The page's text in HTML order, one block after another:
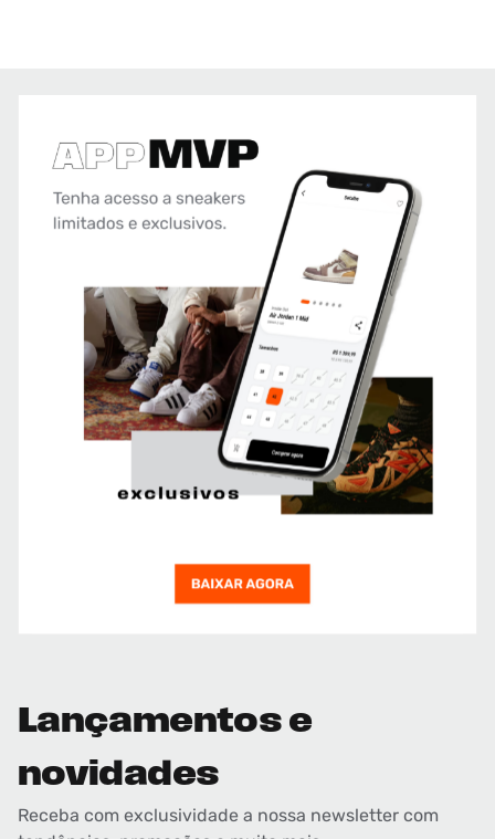
Lançamentos e
novidades
Receba com exclusividade a nossa newsletter com